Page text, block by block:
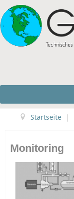
Startseite |
Monitoring